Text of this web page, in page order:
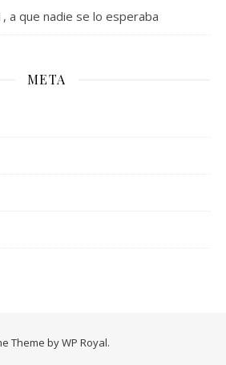
a que nadie se lo esperaba
META
Theme byWP Royal.